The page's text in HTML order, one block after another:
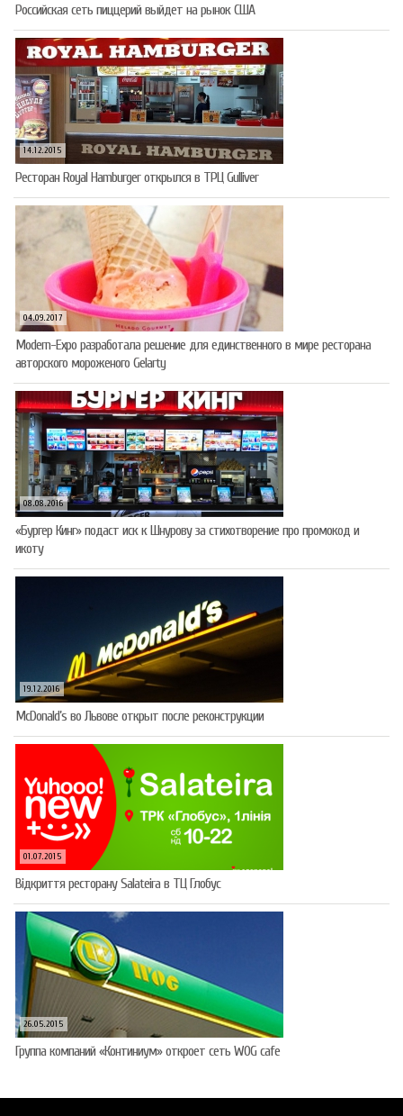
Российская сеть пиццерий выйдет на рынок США
14.12.2015
Ресторан Royal Hamburger открылся в ТРЦ Gulliver
04.09.2017
Modern-Expo разработала решение для единственного в мире ресторана
авторского мороженого Gelarty
08.08.2016
«Бургер Кинг» подаст иск к Шнурову за стихотворение про промокод и
икоту
19.12.2016
McDonald’s во Львове открыт после реконструкции
01.07.2015
Відкриття ресторану Salateirа в ТЦ Глобус
26.05.2015
Группа компаний «Континиум» откроет сеть WOG cafe